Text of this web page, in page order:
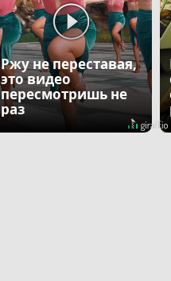
Ржу не переставая,
это видео
пересмотришь не
раз